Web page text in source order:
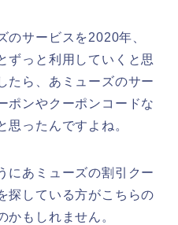
のサービスを2020年、
ずっと利用していくと思
たら、あミューズのサー
ポンやクーポンコードな
思ったんですよね。
にあミューズの割引クー
探している方がこちらの
かもしれません。